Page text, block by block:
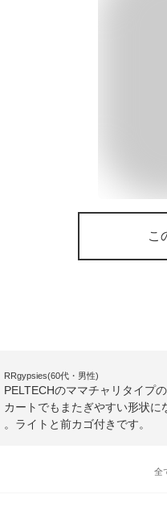
こ
RRgypsies(60代・男性)
PELTECHのママチャリタイプ
カートでもまたぎやすい形状
。ライトと前カゴ付きです。
全